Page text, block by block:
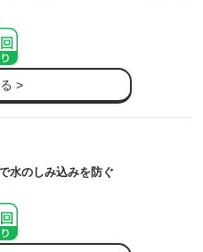
>
水のしみ込みを防ぐ